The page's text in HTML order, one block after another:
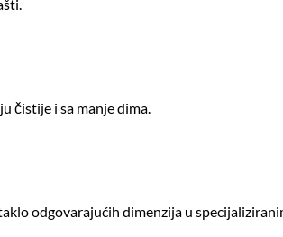
čistije i sa manje dima.
odgovarajućih dimenzija u